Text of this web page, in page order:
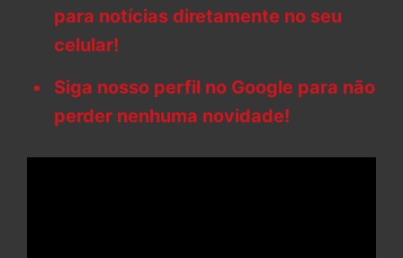
para notícias diretamente no seu
celular!
Siga nosso perfil no Google para não
perder nenhuma novidade!